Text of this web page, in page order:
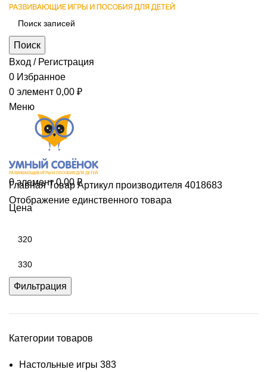
Поиск
Вход / Регистрация
0 Избранное
0 элемент 0,00 ₽
Меню
0элемент 0,00 ₽
ГлавнаяТовар Артикул производителя 4018683
Отображение единственного товара
Цена
Фильтрация
Категории товаров
Настольные игры 383